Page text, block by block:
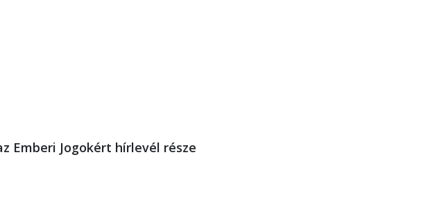
Emberi Jogokért hírlevél része